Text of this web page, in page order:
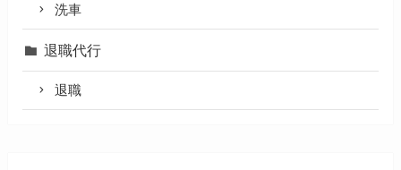
洗車
退職代行
退職